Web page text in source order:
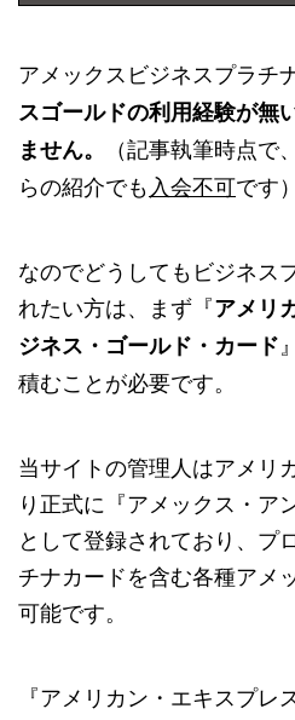
アメックスビジネスプラチナ
スゴールドの利用経験が無
ません。
（記事執筆時点
らの紹介でも 入会不可です）
なのでどうしてもビジネス
れたい方は、まず『アメリ
ジネス・ゴールド・カード
積むことが必要です。
当サイトの管理人はアメリ
り正式に『アメックス・ア
として登録されており、プ
チナカードを含む各種アメ
可能です。
『アメリカン・エキスプ